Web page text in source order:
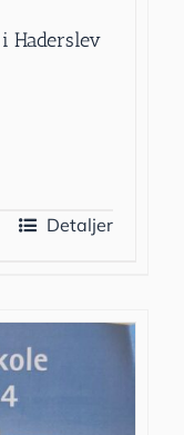
Haderslev
Detaljer